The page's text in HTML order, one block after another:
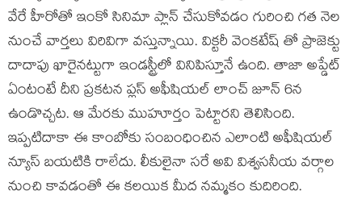
వేరే హీరోతో ఇంకో సినిమా ప్లాన్ చేసుకోవడం గురించి గత నెల
నుంచే వార్తలు విరివిగా వస్తున్నాయి. విక్టరీ వెంకటేష్ తో ప్రాజెక్టు
దాదాపు ఖారైనట్టుగా ఇండస్ట్రీలో వినిపిస్తూనే ఉంది. తాజా అప్డేట్
ఏంటంటే దీని ప్రకటన ప్లస్ అఫీషియల్ లాంచ్ జూన్ 6న
ఉండొచ్చట. ఆ మేరకు ముహూర్తం పెట్టారని తెలిసింది.
ఇప్పటిదాకా ఈ కాంబోకు సంబంధించిన ఎలాంటి అఫీషియల్
న్యూస్ బయటికి రాలేదు. లీకులైనా సరే అవి విశ్వసనీయ వర్గాల
నుంచి కావడంతో ఈ కలయిక మీద నమ్మకం కుదిరింది.